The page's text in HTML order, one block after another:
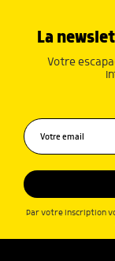
La
Votre
Par votre inscription